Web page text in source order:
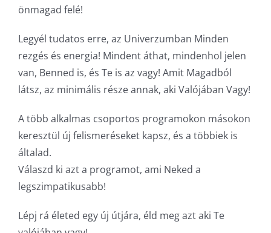
önmagad felé!
Legyél tudatos erre, az Univerzumban Minden
rezgés és energia! Mindent áthat, mindenhol jelen
van, Benned is, és Te is az vagy! Amit Magadból
látsz, az minimális része annak, aki Valójában Vagy!
A több alkalmas csoportos programokon másokon
keresztül új felismeréseket kapsz, és a többiek is
általad.
Válaszd ki azt a programot, ami Neked a
legszimpatikusabb!
Lépj rá életed egy új útjára, éld meg azt aki Te